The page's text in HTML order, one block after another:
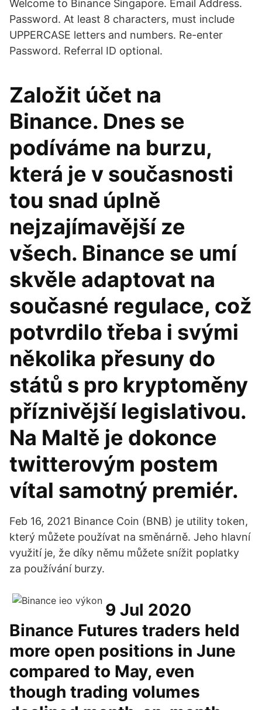
Welcome to Binance Singapore. Email Address.
Password. At least 8 characters, must include
UPPERCASE letters and numbers. Re-enter
Password. Referral ID optional.
Založit účet na
Binance. Dnes se
podíváme na burzu,
která je v současnosti
tou snad úplně
nejzajímavější ze
všech. Binance se umí
skvěle adaptovat na
současné regulace, což
potvrdilo třeba i svými
několika přesuny do
států s pro kryptoměny
příznivější legislativou.
Na Maltě je dokonce
twitterovým postem
vítal samotný premiér.
Feb 16, 2021 Binance Coin (BNB) je utility token,
který můžete používat na směnárně. Jeho hlavní
využití je, že díky němu můžete snížit poplatky
za používání burzy.
9 Jul 2020
Binance Futures traders held
more open positions in June
compared to May, even
though trading volumes